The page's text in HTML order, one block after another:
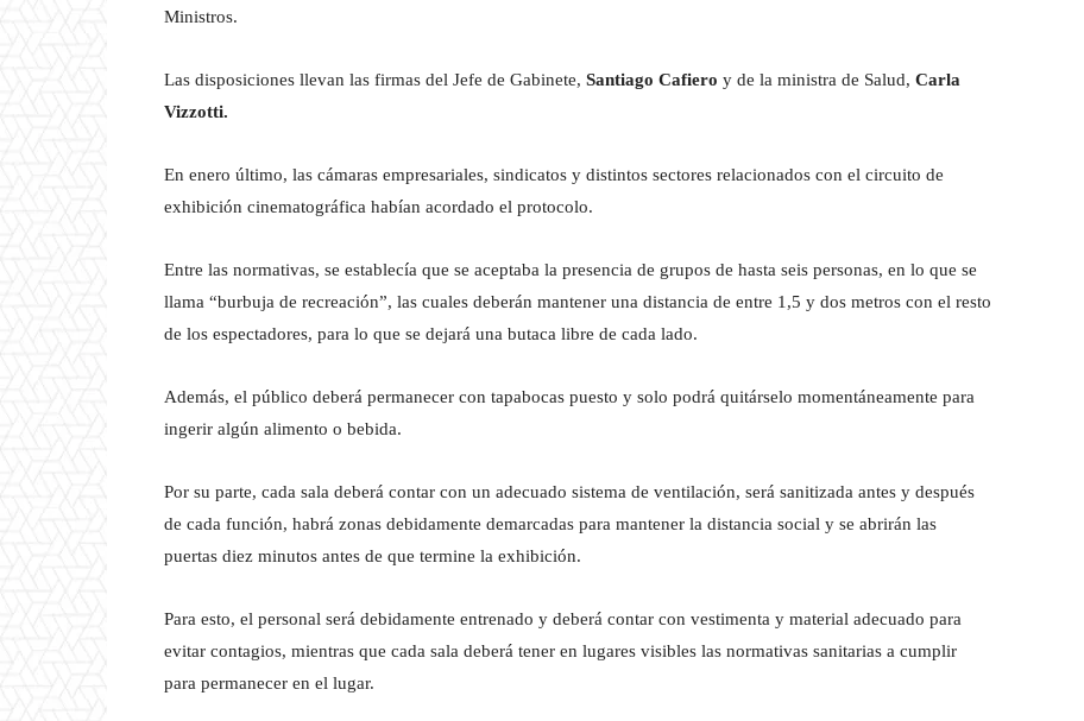
Ministros.
Las disposiciones llevan las firmas del Jefe de Gabinete, Santiago Cafiero y de la ministra de Salud, Carla
Vizzotti.
En enero último, las cámaras empresariales, sindicatos y distintos sectores relacionados con el circuito de
exhibición cinematográfica habían acordado el protocolo.
Entre las normativas, se establecía que se aceptaba la presencia de grupos de hasta seis personas, en lo que se
llama “burbuja de recreación”, las cuales deberán mantener una distancia de entre 1,5 y dos metros con el resto
de los espectadores, para lo que se dejará una butaca libre de cada lado.
Además, el público deberá permanecer con tapabocas puesto y solo podrá quitárselo momentáneamente para
ingerir algún alimento o bebida.
Por su parte, cada sala deberá contar con un adecuado sistema de ventilación, será sanitizada antes y después
de cada función, habrá zonas debidamente demarcadas para mantener la distancia social y se abrirán las
puertas diez minutos antes de que termine la exhibición.
Para esto, el personal será debidamente entrenado y deberá contar con vestimenta y material adecuado para
evitar contagios, mientras que cada sala deberá tener en lugares visibles las normativas sanitarias a cumplir
para permanecer en el lugar.